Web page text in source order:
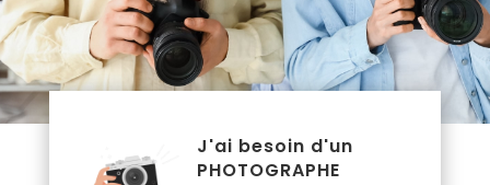
J'ai besoin d'un
PHOTOGRAPHE